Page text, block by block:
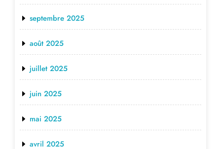
septembre 2025
août 2025
juillet 2025
juin 2025
mai 2025
avril 2025